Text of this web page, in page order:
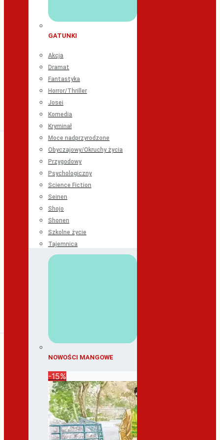
GATUNKI
Akcja
Dramat
Fantastyka
Horror/Thriller
Josei
Komedia
Kryminał
Moce nadprzyrodzone
Obyczajowy/Okruchy życia
Przygodowy
Psychologiczny
Science Fiction
Seinen
Shojo
Shonen
Szkolne życie
Tajemnica
NOWOŚCI MANGOWE
-15%